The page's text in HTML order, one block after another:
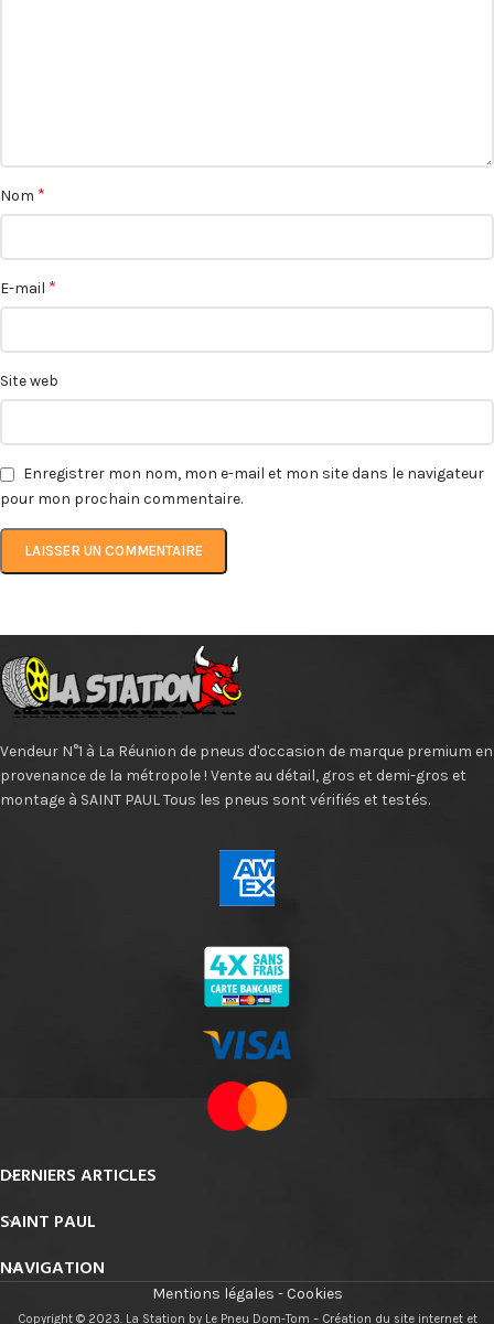
Nom *
E-mail *
Site web
Enregistrer mon nom, mon e-mail et mon site dans le navigateur
pour mon prochain commentaire.
Vendeur N°1 à La Réunion de pneus d'occasion de marque premium en
provenance de la métropole ! Vente au détail, gros et demi-gros et
montage à SAINT PAUL Tous les pneus sont vérifiés et testés.
DERNIERS ARTICLES
SAINT PAUL
NAVIGATION
Mentions légales - Cookies
Copyright © 2023. La Station by Le Pneu Dom-Tom – Création du site internet et